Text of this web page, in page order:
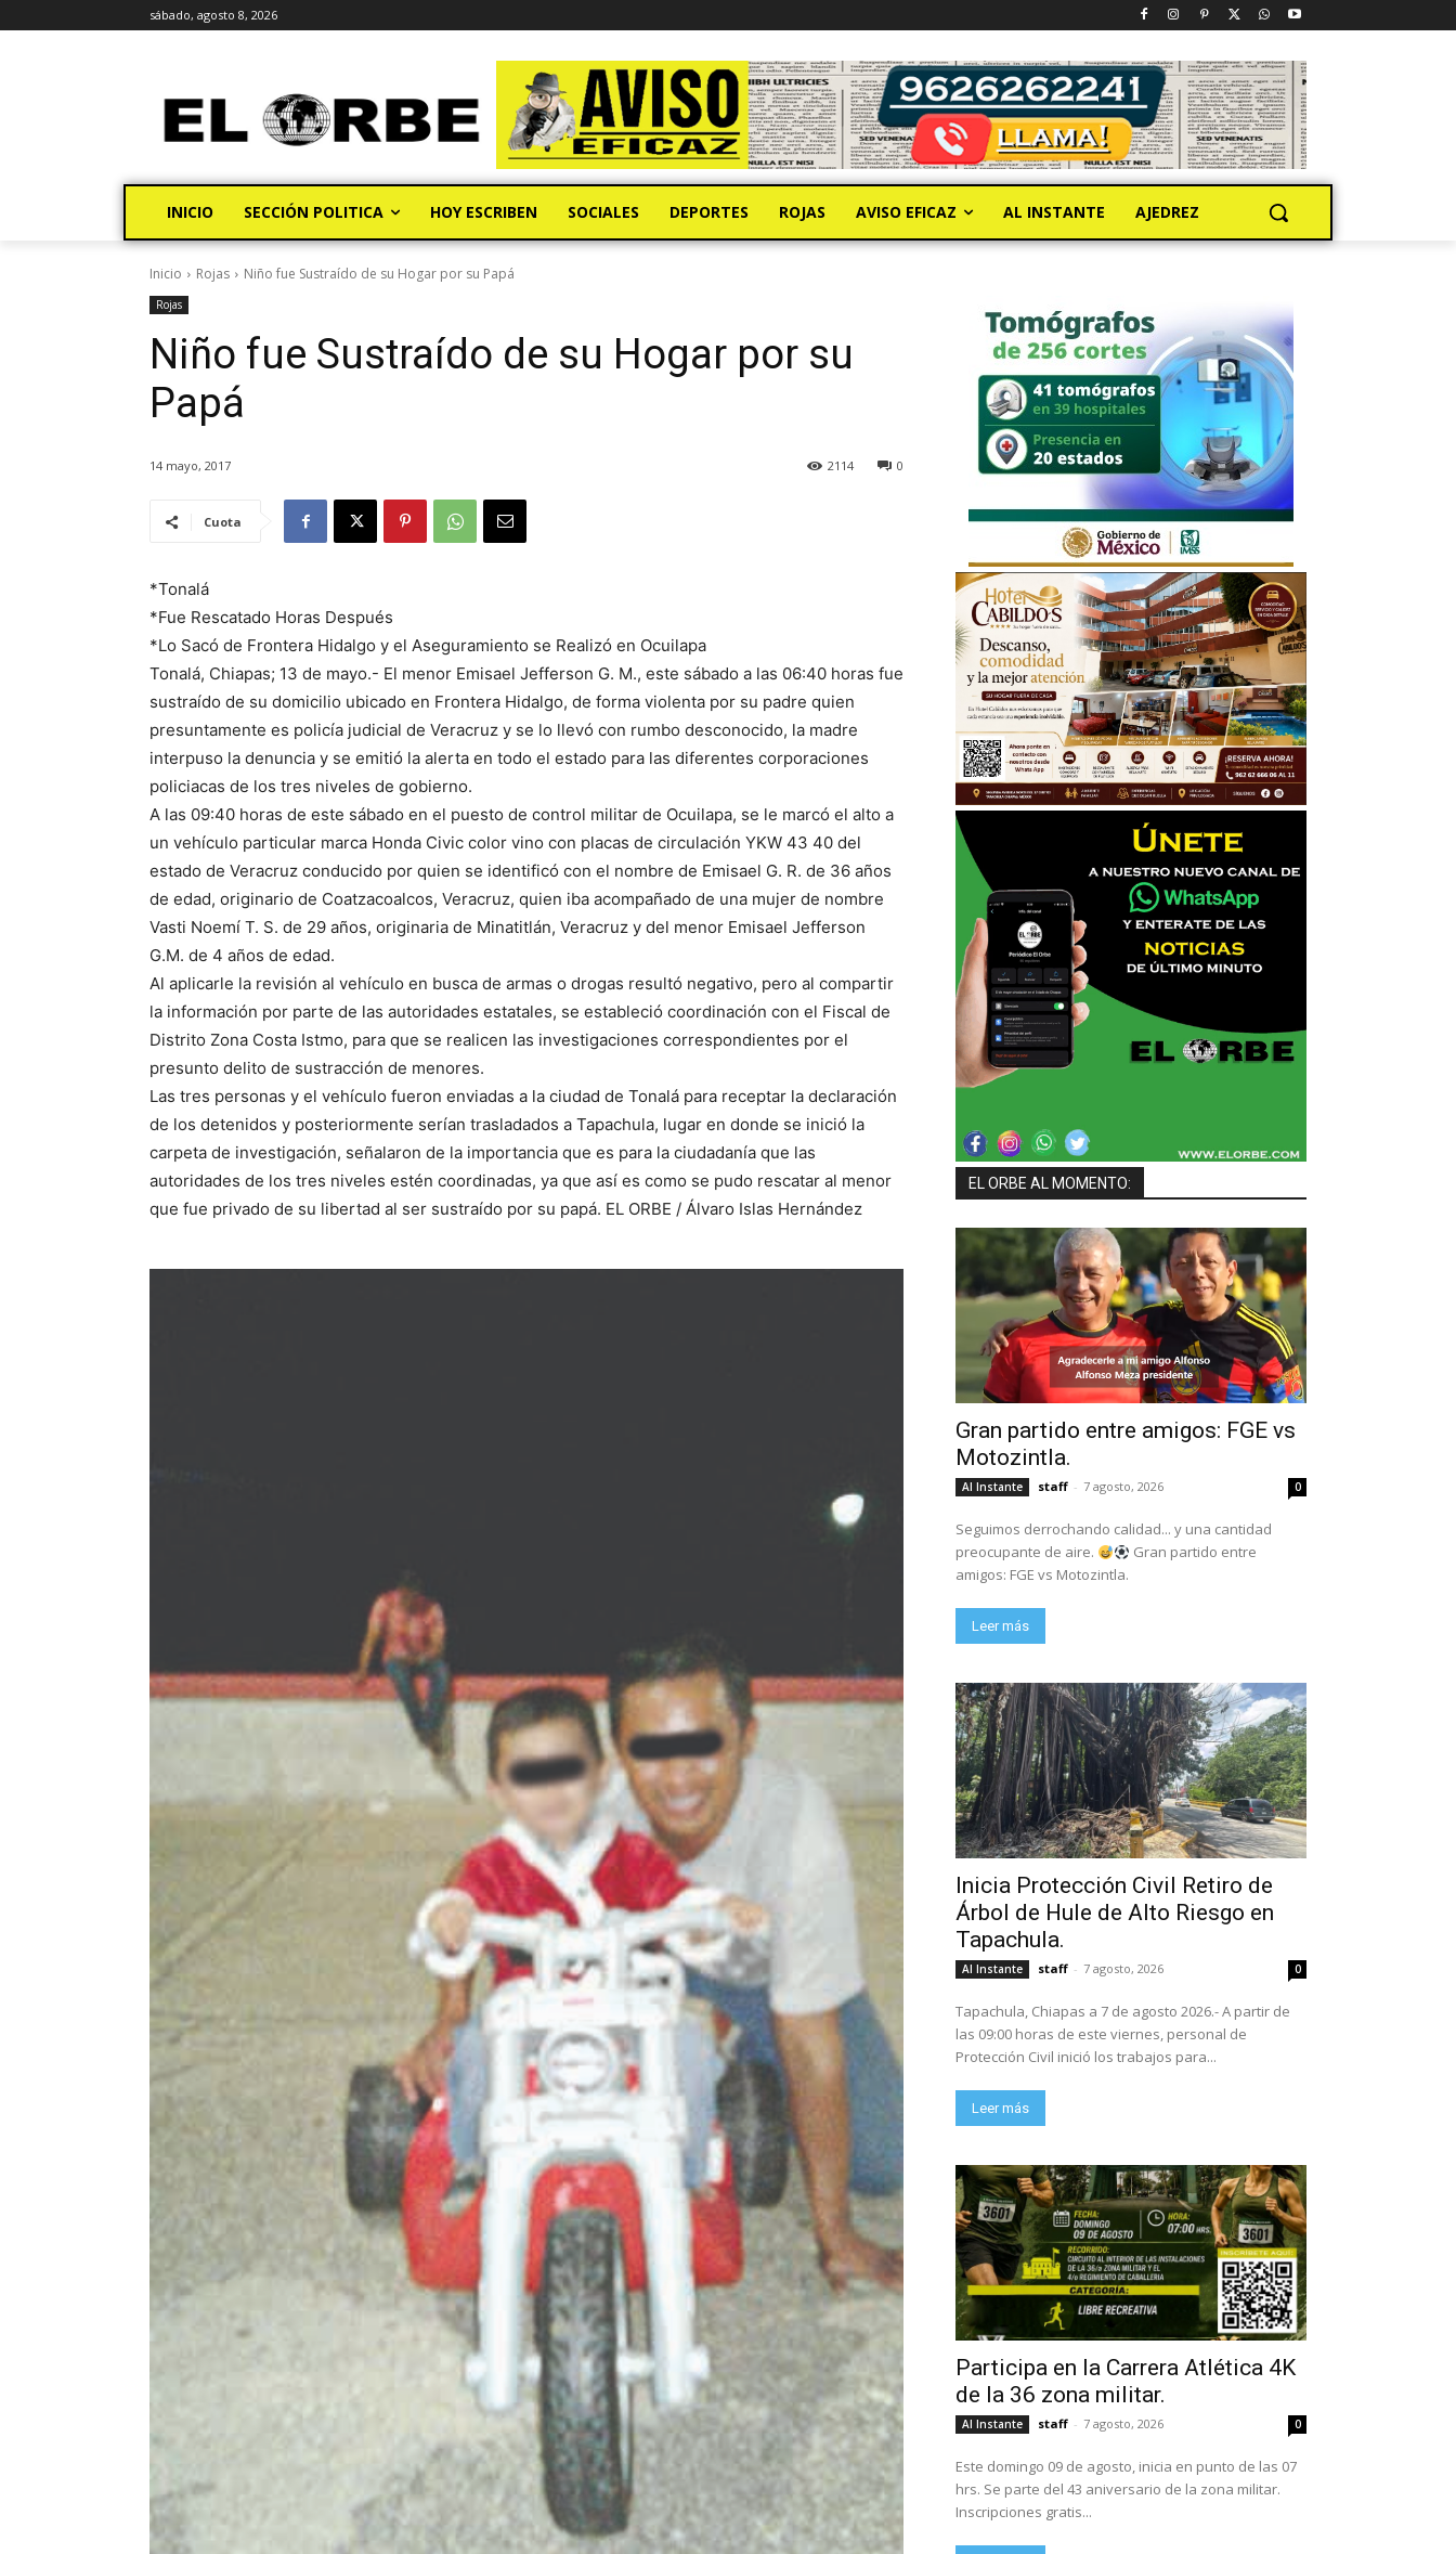
sábado, agosto 8, 2026
INICIO SECCIÓN POLITICA HOY ESCRIBEN SOCIALES DEPORTES ROJAS AVISO EFICAZ AL INSTANTE AJEDREZ
Inicio Rojas Niño fue Sustraído de su Hogar por su Papá
Rojas
Niño fue Sustraído de su Hogar por su
Papá
14 mayo, 2017 0
2114
Cuota
*Tonalá
*Fue Rescatado Horas Después
*Lo Sacó de Frontera Hidalgo y el Aseguramiento se Realizó en Ocuilapa
Tonalá, Chiapas; 13 de mayo.- El menor Emisael Jefferson G. M., este sábado a las 06:40 horas fue
sustraído de su domicilio ubicado en Frontera Hidalgo, de forma violenta por su padre quien
presuntamente es policía judicial de Veracruz y se lo llevó con rumbo desconocido, la madre
interpuso la denuncia y se emitió la alerta en todo el estado para las diferentes corporaciones
policiacas de los tres niveles de gobierno.
A las 09:40 horas de este sábado en el puesto de control militar de Ocuilapa, se le marcó el alto a
un vehículo particular marca Honda Civic color vino con placas de circulación YKW 43 40 del
estado de Veracruz conducido por quien se identificó con el nombre de Emisael G. R. de 36 años
de edad, originario de Coatzacoalcos, Veracruz, quien iba acompañado de una mujer de nombre
Vasti Noemí T. S. de 29 años, originaria de Minatitlán, Veracruz y del menor Emisael Jefferson
G.M. de 4 años de edad.
Al aplicarle la revisión al vehículo en busca de armas o drogas resultó negativo, pero al compartir
la información por parte de las autoridades estatales, se estableció coordinación con el Fiscal de
Distrito Zona Costa Istmo, para que se realicen las investigaciones correspondientes por el
presunto delito de sustracción de menores.
Las tres personas y el vehículo fueron enviadas a la ciudad de Tonalá para receptar la declaración
de los detenidos y posteriormente serían trasladados a Tapachula, lugar en donde se inició la
carpeta de investigación, señalaron de la importancia que es para la ciudadanía que las
autoridades de los tres niveles estén coordinadas, ya que así es como se pudo rescatar al menor
que fue privado de su libertad al ser sustraído por su papá. EL ORBE / Álvaro Islas Hernández
EL ORBE AL MOMENTO:
Gran partido entre amigos: FGE vs
Motozintla.
Al Instante staff - 7 agosto, 2026 0
Seguimos derrochando calidad... y una cantidad
preocupante de aire.
Gran partido entre
amigos: FGE vs Motozintla.
Leer más
Inicia Protección Civil Retiro de
Árbol de Hule de Alto Riesgo en
Tapachula.
Al Instante staff - 7 agosto, 2026 0
Tapachula, Chiapas a 7 de agosto 2026.- A partir de
las 09:00 horas de este viernes, personal de
Protección Civil inició los trabajos para...
Leer más
Participa en la Carrera Atlética 4K
de la 36 zona militar.
Al Instante staff - 7 agosto, 2026 0
Este domingo 09 de agosto, inicia en punto de las 07
hrs. Se parte del 43 aniversario de la zona militar.
Inscripciones gratis...